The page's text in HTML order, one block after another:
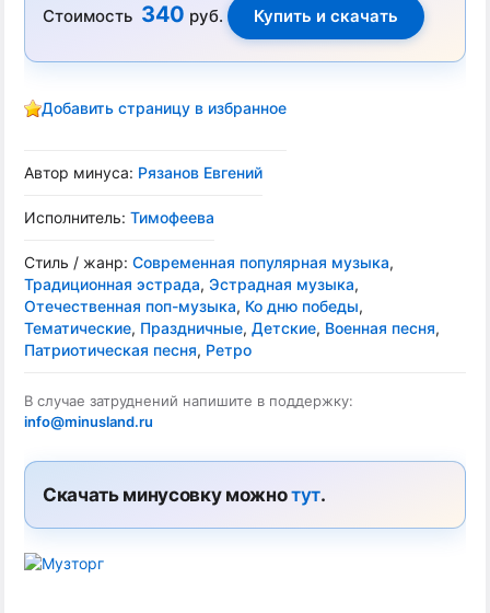
Стоимость 340 руб.
Добавить страницу в избранное
Автор минуса: Рязанов Евгений
Исполнитель: Тимофеева
Стиль / жанр: Современная популярная музыка,
Традиционная эстрада, Эстрадная музыка,
Отечественная поп-музыка, Ко дню победы,
Тематические, Праздничные, Детские, Военная песня,
Патриотическая песня, Ретро
В случае затруднений напишите в поддержку:
info@minusland.ru
Скачать минусовку можнотут.